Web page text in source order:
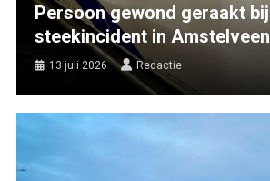
Persoon gewond geraakt bij
steekincident in Amstelveen
13 juli 2026 Redactie